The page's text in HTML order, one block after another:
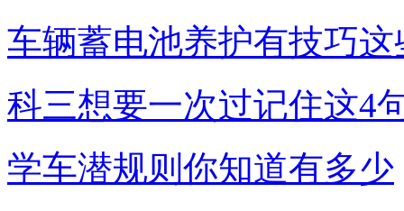
车辆蓄电池养护有技巧这
科三想要一次过记住这4
学车潜规则你知道有多少